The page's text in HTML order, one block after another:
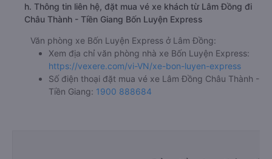
h. Thông tin liên hệ, đặt mua vé xe khách từ Lâm Đồng đi
Châu Thành - Tiền Giang Bốn Luyện Express
Văn phòng xe Bốn Luyện Express ở Lâm Đồng:
Xem địa chỉ văn phòng nhà xe Bốn Luyện Express:
https://vexere.com/vi-VN/xe-bon-luyen-express
Số điện thoại đặt mua vé xe Lâm Đồng Châu Thành -
Tiền Giang: 1900 888684